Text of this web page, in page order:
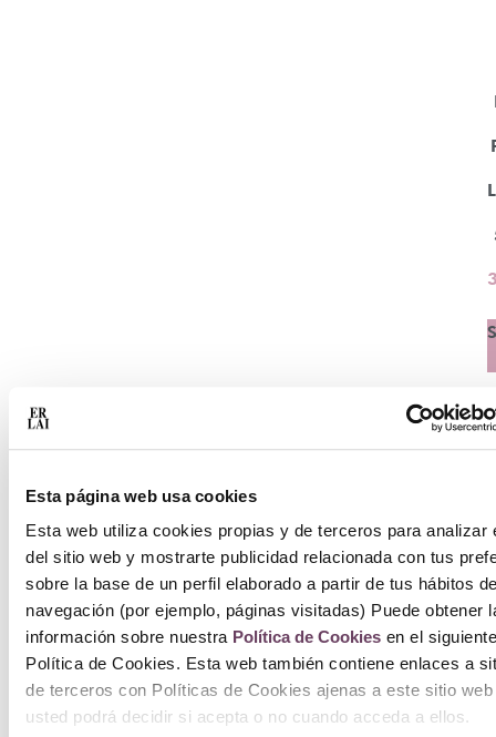
Esta página web usa cookies
Esta web utiliza cookies propias y de terceros para analizar
del sitio web y mostrarte publicidad relacionada con tus
sobre la base de un perfil elaborado a partir de tus hábitos
navegación (por ejemplo, páginas visitadas) Puede obtener
información sobre nuestra Política de Cookies en el
Política de Cookies. Esta web también contiene enlaces a
de terceros con Políticas de Cookies ajenas a este sitio web
usted podrá decidir si acepta o no cuando acceda a ellos.